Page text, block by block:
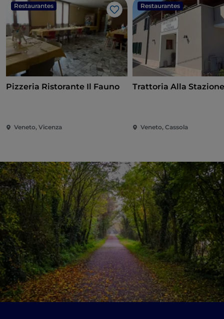
Restaurantes
Me gusta
Pizzeria Ristorante Il Fauno
Veneto, Vicenza
Restaurantes
Trattoria Alla
Veneto, Cassola